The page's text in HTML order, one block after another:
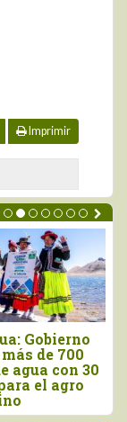
Imprimir
Gobierno
de 700
agua con 30
el agro